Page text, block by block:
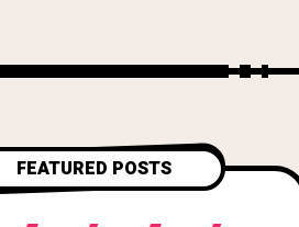
FEATURED POSTS